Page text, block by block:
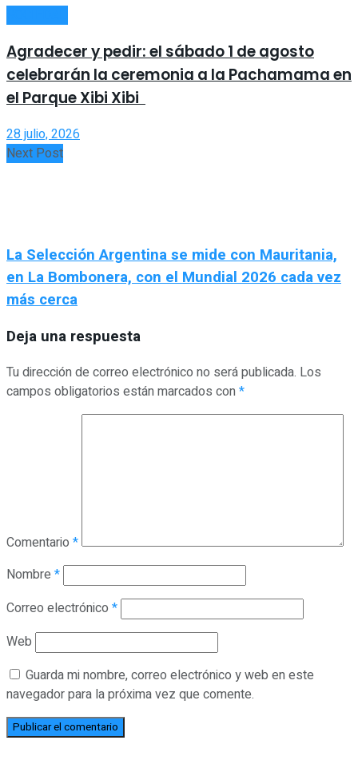
Agradecer y pedir: el sábado 1 de agosto
celebrarán la ceremonia a la Pachamama en
el Parque Xibi Xibi
28 julio, 2026
Next Post
La Selección Argentina se mide con Mauritania,
en La Bombonera, con el Mundial 2026 cada vez
más cerca
Deja una respuesta
Tu dirección de correo electrónico no será publicada. Los
campos obligatorios están marcados con*
Comentario *
Nombre *
Correo electrónico *
Web
Guarda mi nombre, correo electrónico y web en este
navegador para la próxima vez que comente.